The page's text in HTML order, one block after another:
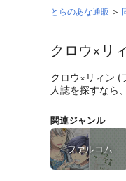
とらのあな通販
クロウ×リ
クロウ×リィン (
人誌を探すなら
関連ジャンル
ファルコム